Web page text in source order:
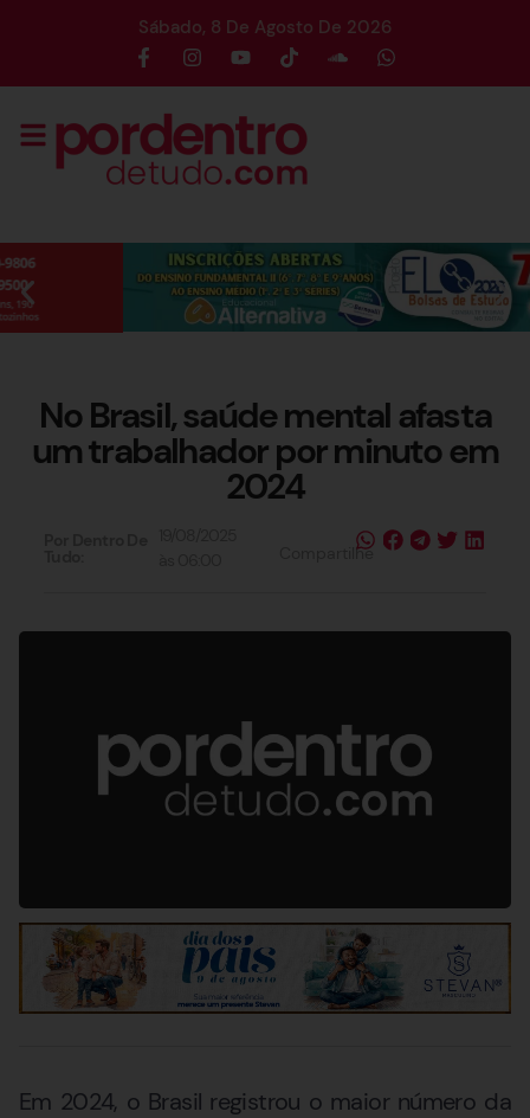
Sábado, 8 De Agosto De 2026
No Brasil, saúde mental afasta
um trabalhador por minuto em
2024
Compartilhe
Em 2024, o Brasil registrou o maior número da